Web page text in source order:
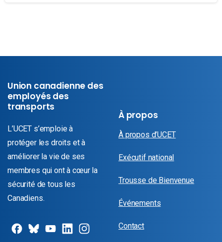
Union canadienne des
employés des
transports
L’UCET s’emploie à
protéger les droits et à
améliorer la vie de ses
membres qui ont à cœur la
sécurité de tous les
Canadiens.
À propos
À propos d’UCET
Exécutif national
Trousse de Bienvenue
Événements
Contact